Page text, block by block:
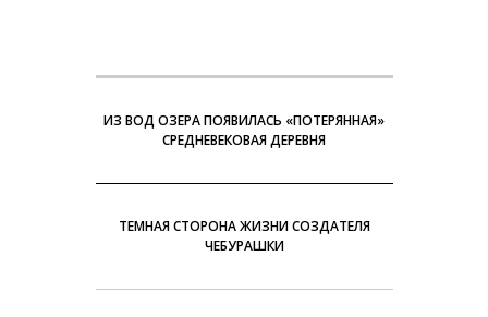
ИЗ ВОД ОЗЕРА ПОЯВИЛАСЬ «ПОТЕРЯННАЯ»
СРЕДНЕВЕКОВАЯ ДЕРЕВНЯ
ТЕМНАЯ СТОРОНА ЖИЗНИ СОЗДАТЕЛЯ
ЧЕБУРАШКИ